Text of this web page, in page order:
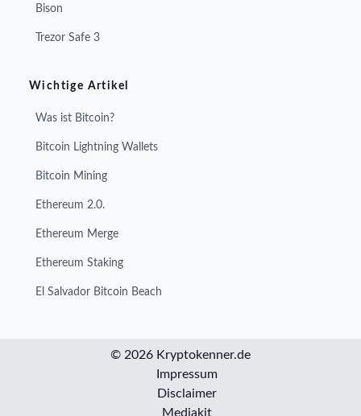
Bison
Trezor Safe 3
Wichtige Artikel
Was ist Bitcoin?
Bitcoin Lightning Wallets
Bitcoin Mining
Ethereum 2.0.
Ethereum Merge
Ethereum Staking
El Salvador Bitcoin Beach
© 2026 Kryptokenner.de
Impressum
Disclaimer
Mediakit